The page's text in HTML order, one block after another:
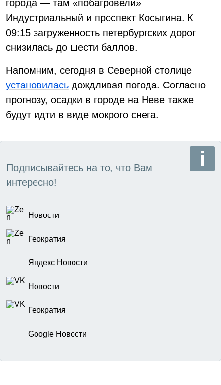
города — там «побагровели»
Индустриальный и проспект Косыгина. К
09:15 загруженность петербургских дорог
снизилась до шести баллов.
Напомним, сегодня в Северной столице
установилась дождливая погода. Согласно
прогнозу, осадки в городе на Неве также
будут идти в виде мокрого снега.
Подписывайтесь на то, что Вам
интересно!
Новости
Геократия
Яндекс Новости
Новости
Геократия
Google Новости